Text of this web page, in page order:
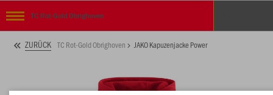
TC Rot-Gold Obrighoven
ZURÜCK TC Rot-Gold Obrighoven JAKO Kapuzenjacke Power